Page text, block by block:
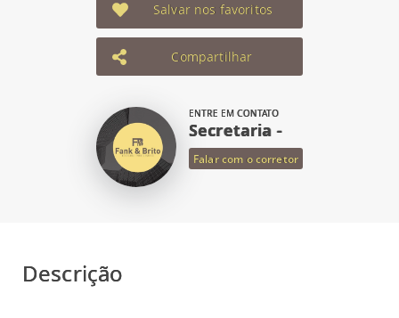
Salvar nos favoritos
Compartilhar
ENTRE EM CONTATO
Secretaria -
Falar com o corretor
Descrição